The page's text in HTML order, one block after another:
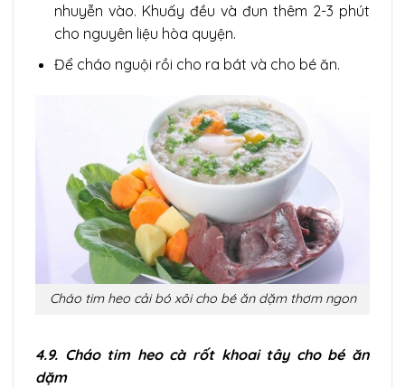
nhuyễn vào. Khuấy đều và đun thêm 2-3 phút
cho nguyên liệu hòa quyện.
Để cháo nguội rồi cho ra bát và cho bé ăn.
Cháo tim heo cải bó xôi cho bé ăn dặm thơm ngon
4.9. Cháo tim heo cà rốt khoai tây cho bé ăn
dặm